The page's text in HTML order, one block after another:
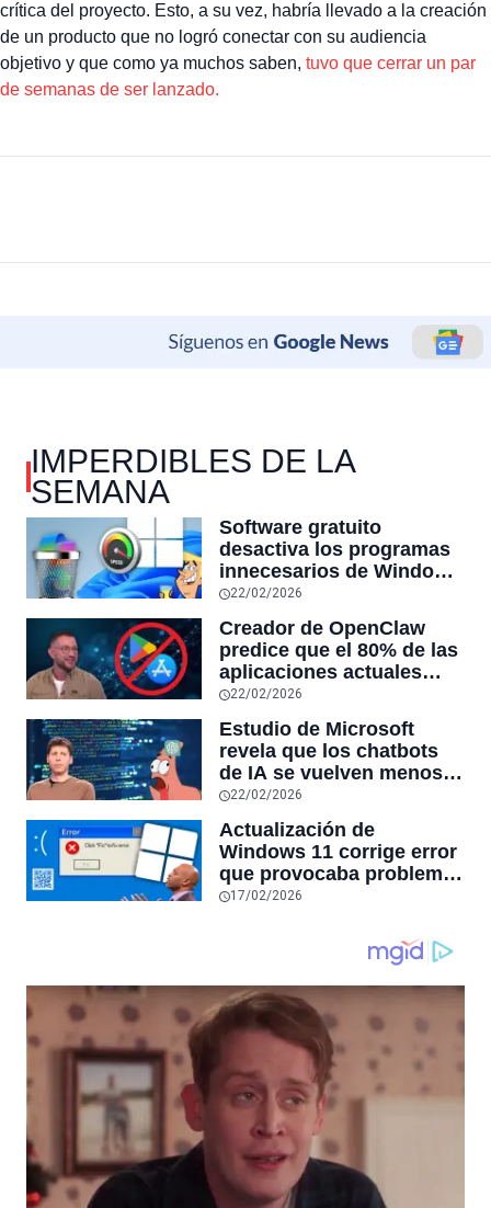
crítica del proyecto. Esto, a su vez, habría llevado a la creación
de un producto que no logró conectar con su audiencia
objetivo y que como ya muchos saben, tuvo que cerrar un par
de semanas de ser lanzado.
IMPERDIBLES DE LA
SEMANA
Software gratuito
desactiva los programas
innecesarios de Windows
11 y optimiza el PC,
RAM y mucho más
22/02/2026
Creador de OpenClaw
predice que el 80% de las
aplicaciones actuales
desaparecerán en el
las aplicaciones con
sensores únicos o
conexiones especiales a
hardware
22/02/2026
Estudio de Microsoft
revela que los chatbots
de IA se vuelven menos
confiables mientras más
tiempo hablas con ellos:
la falta de confiabilidad
sube un 112%
22/02/2026
Actualización de
Windows 11 corrige error
que provocaba problemas
al jugar en PC: los
producían desde 2023
17/02/2026